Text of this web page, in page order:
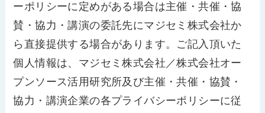
ーポリシーに定めがある場合は主催・共催・協
賛・協力・講演の委託先にマジセミ株式会社か
ら直接提供する場合があります。ご記入頂いた
個人情報は、マジセミ株式会社／株式会社オー
プンソース活用研究所及び主催・共催・協賛・
協力・講演企業の各プライバシーポリシーに従